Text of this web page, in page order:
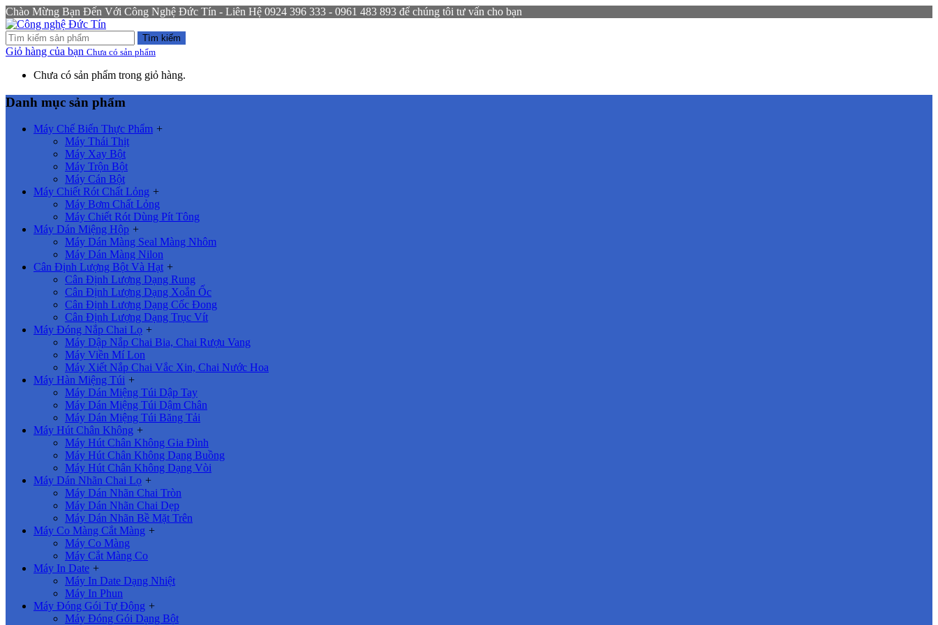
Chào Mừng Bạn Đến Với Công Nghệ Đức Tín - Liên Hệ 0924 396 333 - 0961 483 893 để chúng tôi tư vấn cho bạn
Tìm kiếm
Giỏ hàng của bạn Chưa có sản phẩm
Chưa có sản phẩm trong giỏ hàng.
Danh mục sản phẩm
Máy Chế Biến Thực Phẩm +
Máy Thái Thịt
Máy Xay Bột
Máy Trộn Bột
Máy Cán Bột
Máy Chiết Rót Chất Lỏng +
Máy Bơm Chất Lỏng
Máy Chiết Rót Dùng Pít Tông
Máy Dán Miệng Hộp +
Máy Dán Màng Seal Màng Nhôm
Máy Dán Màng Nilon
Cân Định Lượng Bột Và Hạt +
Cân Định Lượng Dạng Rung
Cân Định Lượng Dạng Xoắn Ốc
Cân Định Lượng Dạng Cốc Đong
Cân Định Lượng Dạng Trục Vít
Máy Đóng Nắp Chai Lọ +
Máy Dập Nắp Chai Bia, Chai Rượu Vang
Máy Viền Mí Lon
Máy Xiết Nắp Chai Vắc Xin, Chai Nước Hoa
Máy Hàn Miệng Túi +
Máy Dán Miệng Túi Dập Tay
Máy Dán Miệng Túi Dậm Chân
Máy Dán Miệng Túi Băng Tải
Máy Hút Chân Không +
Máy Hút Chân Không Gia Đình
Máy Hút Chân Không Dạng Buồng
Máy Hút Chân Không Dạng Vòi
Máy Dán Nhãn Chai Lọ +
Máy Dán Nhãn Chai Tròn
Máy Dán Nhãn Chai Dẹp
Máy Dán Nhãn Bề Mặt Trên
Máy Co Màng Cắt Màng +
Máy Co Màng
Máy Cắt Màng Co
Máy In Date +
Máy In Date Dạng Nhiệt
Máy In Phun
Máy Đóng Gói Tự Động +
Máy Đóng Gói Dạng Bột